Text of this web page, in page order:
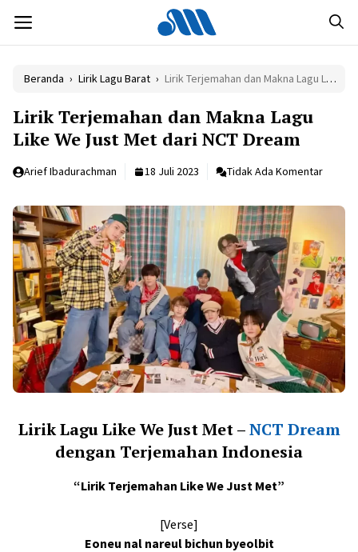
isi
MENU
Beranda › Lirik Lagu Barat › Lirik Terjemahan dan Makna Lagu Like We Just Met dari NCT Dream
Lirik Terjemahan dan Makna Lagu
Like We Just Met dari NCT Dream
Arief Ibadurachman 18 Juli 2023 Tidak Ada Komentar
Lirik LaguLike We Just Met –NCT Dream
dengan Terjemahan Indonesia
“Lirik Terjemahan Like We Just Met”
[Verse]
Eoneu nal nareul bichun byeolbit